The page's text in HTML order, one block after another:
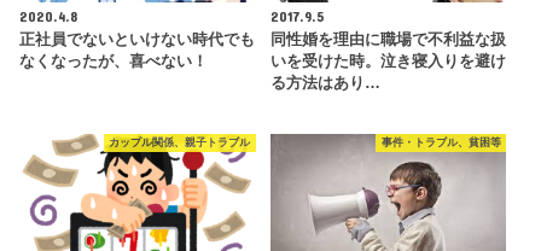
2020.4.8
正社員でないといけない時代でも
なくなったが、喜べない！
2017.9.5
同性婚を理由に職場で不利益な扱
いを受けた時。泣き寝入りを避け
る方法はあり…
カップル関係、親子トラブル 事件・トラブル、貧困等